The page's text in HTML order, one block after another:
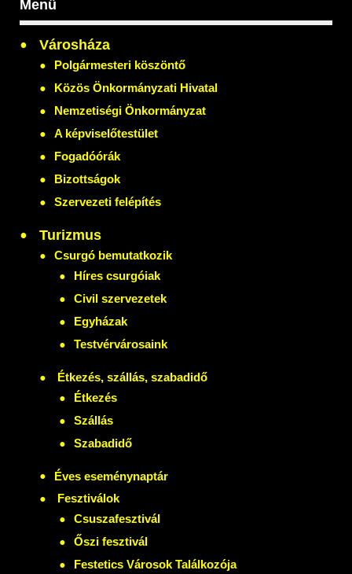
Menü
Városháza
Polgármesteri köszöntő
Közös Önkormányzati Hivatal
Nemzetiségi Önkormányzat
A képviselőtestület
Fogadóórák
Bizottságok
Szervezeti felépítés
Turizmus
Csurgó bemutatkozik
Híres csurgóiak
Civil szervezetek
Egyházak
Testvérvárosaink
Étkezés, szállás, szabadidő
Étkezés
Szállás
Szabadidő
Éves eseménynaptár
Fesztiválok
Csuszafesztivál
Őszi fesztivál
Festetics Városok Találkozója